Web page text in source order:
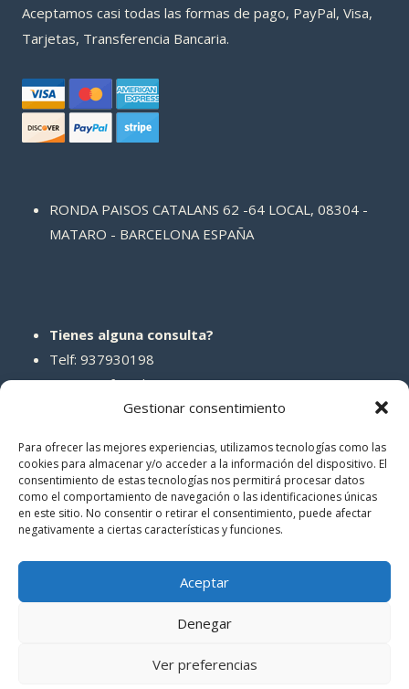
Gestionar consentimiento
Para ofrecer las mejores experiencias, utilizamos tecnologías como las
cookies para almacenar y/o acceder a la información del dispositivo. El
consentimiento de estas tecnologías nos permitirá procesar datos
como el comportamiento de navegación o las identificaciones únicas
en este sitio. No consentir o retirar el consentimiento, puede afectar
negativamente a ciertas características y funciones.
Aceptar
Denegar
Ver preferencias
Aceptamos casi todas las formas de pago, PayPal, Visa,
Tarjetas, Transferencia Bancaria.
RONDA PAISOS CATALANS 62 -64 LOCAL, 08304 -
MATARO - BARCELONA ESPAÑA
Tienes alguna consulta?
Telf: 937930198
Correo: info@abcreparaciones.com
REDES SOCIALES